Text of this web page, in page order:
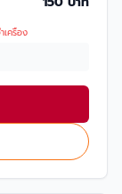
เครื่อง